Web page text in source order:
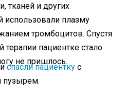
тканей и других
использовали плазму
тромбоцитов. Спустя
терапии пациентке стало
не пришлось.
спасли пациентку с